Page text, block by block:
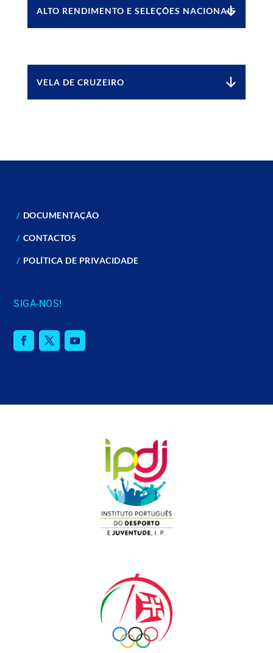
ALTO RENDIMENTO E SELEÇÕES NACIONAIS
VELA DE CRUZEIRO
DOCUMENTAÇÃO
CONTACTOS
POLÍTICA DE PRIVACIDADE
SIGA-NOS!